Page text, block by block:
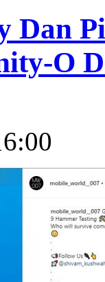
Dan
O